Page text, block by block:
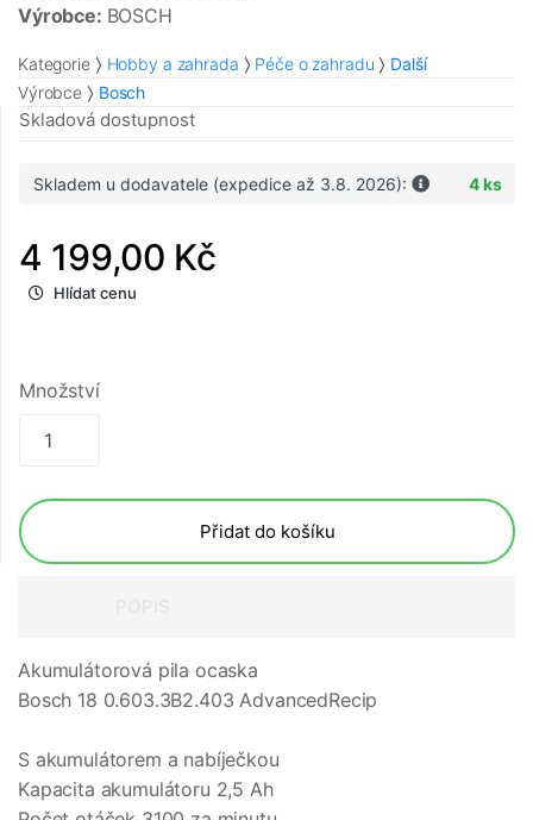
Výrobce: BOSCH
Kategorie Hobby a zahrada Péče o zahradu
Další
Výrobce
Bosch
Skladová dostupnost
Skladem u dodavatele (expedice až 3.8. 2026): 4 ks
4 199,00 Kč
Hlídat cenu
Množství
Přidat do košíku
Akumulátorová pila ocaska
Bosch 18 0.603.3B2.403 AdvancedRecip
S akumulátorem a nabíječkou
Kapacita akumulátoru 2,5 Ah